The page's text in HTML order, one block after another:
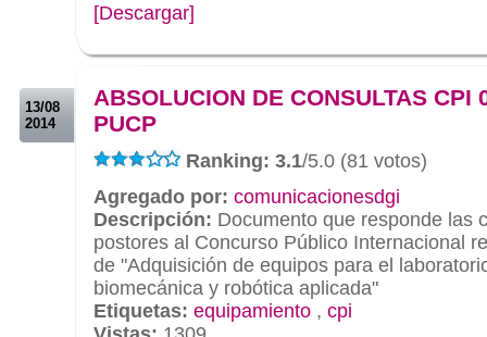
[Descargar]
13/08
2014
ABSOLUCION DE CONSULTAS CPI
PUCP
Ranking: 3.1/5.0 (81 votos)
Agregado por: comunicacionesdgi
Descripción: Documento que responde las
postores al Concurso Público Internacional
de "Adquisición de equipos para el
biomecánica y robótica aplicada"
Etiquetas: equipamiento , cpi